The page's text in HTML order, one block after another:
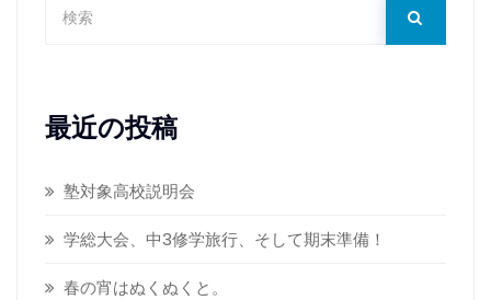
最近の投稿
塾対象高校説明会
学総大会、中3修学旅行、そして期末準備！
春の宵はぬくぬくと。